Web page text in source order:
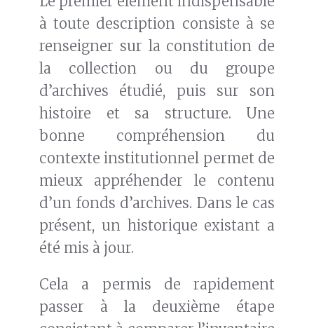
à toute description consiste à se
renseigner sur la constitution de
la collection ou du groupe
d’archives étudié, puis sur son
histoire et sa structure. Une
bonne compréhension du
contexte institutionnel permet de
mieux appréhender le contenu
d’un fonds d’archives. Dans le cas
présent, un historique existant a
été mis à jour.
Cela a permis de rapidement
passer à la deuxième étape